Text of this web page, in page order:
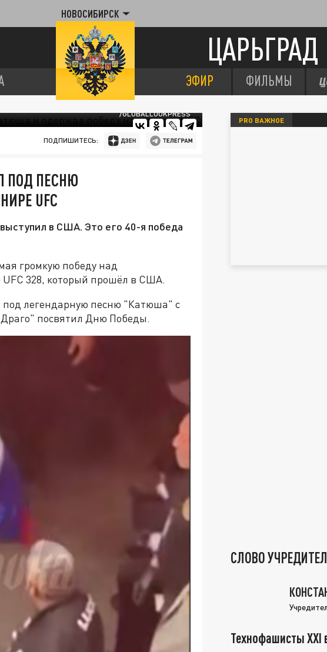
НОВОСИБИРСК
ЦАРЬГРАД
ЭФИР ФИЛЬМЫ
/GLOBALLOOKPRESS
ПОДПИШИТЕСЬ:
ПОД ПЕСНЮ
UFC
в США. Это его 40-я победа
громкую победу над
328, который прошёл в США.
под легендарную песню "Катюша" с
посвятил Дню Победы.
PRO ВАЖНОЕ
СЛОВО
Технофашисты XXI